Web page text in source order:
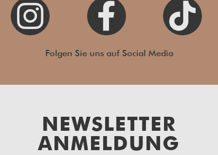
  
Folgen Sie uns auf Social Media
NEWSLETTER
ANMELDUNG